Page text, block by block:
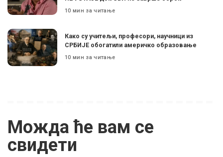
10 мин за читање
Како су учитељи, професори, научници из
СРБИЈЕ обогатили америчко образовање
10 мин за читање
Можда ће вам се
свидети